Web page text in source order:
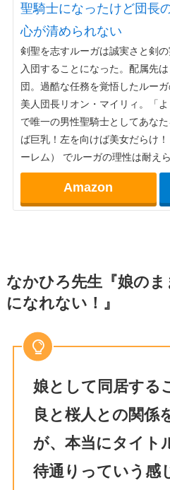
聖騎士になったけど団長
心が清められない
剣聖を志すルーガは誠実さと剣
入団することになった。配属先
団。過酷な任務を覚悟したルー
美人団長リオン・マイリィ。「
で唯一の男性聖騎士としてあな
ば巨乳！左を向けば美女だらけ
ーレム） でルーガの理性は耐え
Amazon
なかひろ先生『娘の
になれない！』
娘として同居する
良と桜人との関係
が、本当にタイト
待通りっていう感